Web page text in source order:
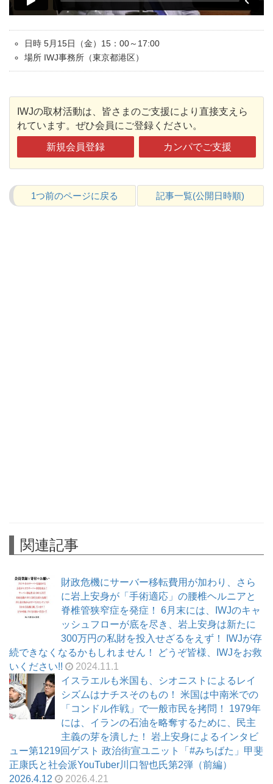
日時 5月15日（金）15：00～17:00
場所 IWJ事務所（東京都港区）
IWJの取材活動は、皆さまのご支援により直接支えら
れています。ぜひ会員にご登録ください。
新規会員登録 カンパでご支援
1つ前のページに戻る 記事一覧(公開日時順)
関連記事
財政危機にサーバー移転費用が加わり、さら
に岩上安身が「手術適応」の腰椎ヘルニアと
脊椎管狭窄症を発症！ 6月末には、IWJのキャ
ッシュフローが底を尽き、岩上安身は新たに
300万円の私財を投入せざるをえず！ IWJが存
続できなくなるかもしれません！ どうぞ皆様、IWJをお救
いください!!
2024.11.1
イスラエルも米国も、シオニストによるレイ
シズムはナチスそのもの！ 米国は中南米での
「コンドル作戦」で一般市民を拷問！ 1979年
には、イランの石油を略奪するために、民主
主義の芽を潰した！ 岩上安身によるインタビ
ュー第1219回ゲスト 政治街宣ユニット「#みちばた」甲斐
正康氏と社会派YouTuber川口智也氏第2弾（前編）
2026.4.12
2026.4.21